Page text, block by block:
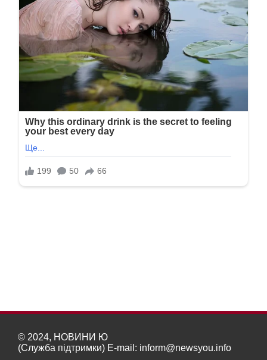
© 2024, НОВИНИ Ю
(Служба підтримки) E-mail: inform@newsyou.info